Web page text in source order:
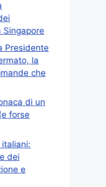
Singapore
Presidente
la
che
di un
forse
italiani:
dei
e